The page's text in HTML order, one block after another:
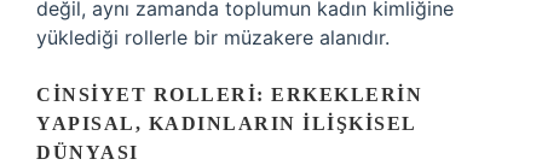
değil, aynı zamanda toplumun kadın kimliğine
yüklediği rollerle bir müzakere alanıdır.
CINSIYET ROLLERI: ERKEKLERIN
YAPISAL, KADINLARIN İLIŞKISEL
DÜNYASI